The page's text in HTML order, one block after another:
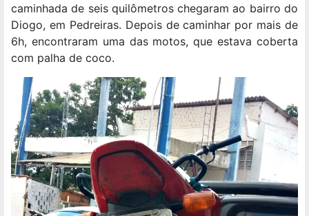
caminhada de seis quilômetros chegaram ao bairro do
Diogo, em Pedreiras. Depois de caminhar por mais de
6h, encontraram uma das motos, que estava coberta
com palha de coco.